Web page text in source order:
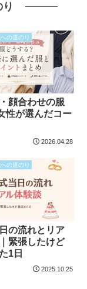
の道のり
顔合わせの服
性が選んだコー
2026.04.28
の道のり
の流れとリア
緊張したけど
1日
2025.10.25